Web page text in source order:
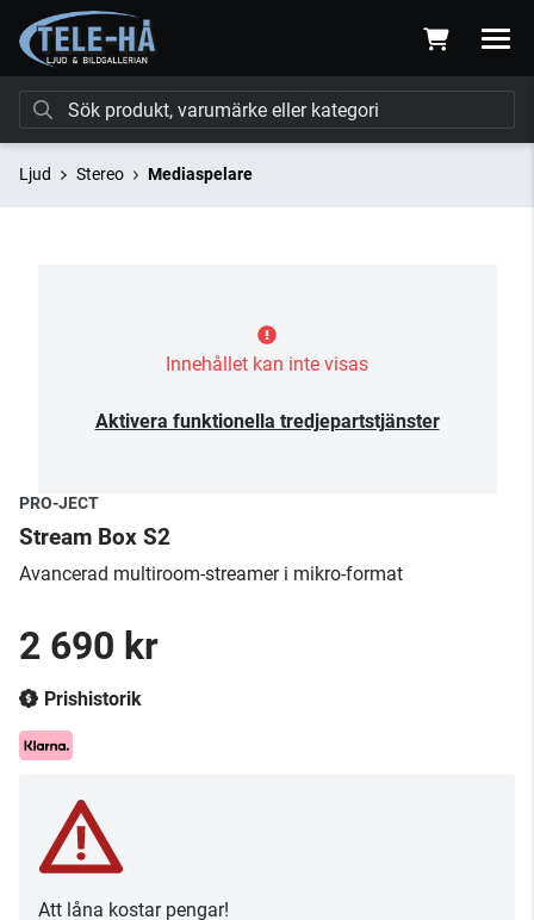
Ljud Stereo Mediaspelare
Innehållet kan inte visas
Aktivera funktionella tredjepartstjänster
PRO-JECT
Stream Box S2
​Avancerad multiroom-streamer i mikro-format
2 690 kr
Prishistorik
Att låna kostar pengar!